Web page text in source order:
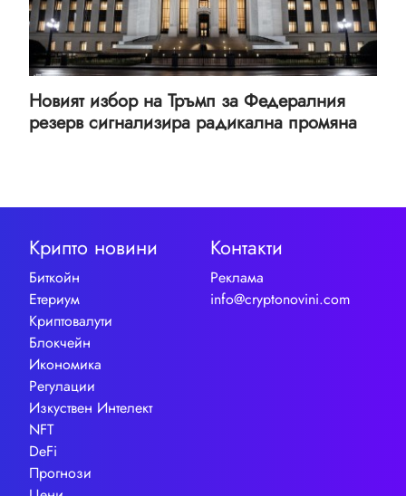
Новият избор на Тръмп за Федералния
резерв сигнализира радикална промяна
Крипто новини
Биткойн
Етериум
Криптовалути
Блокчейн
Икономика
Регулации
Изкуствен Интелект
NFT
DeFi
Прогнози
Контакти
Реклама
info@cryptonovini.com